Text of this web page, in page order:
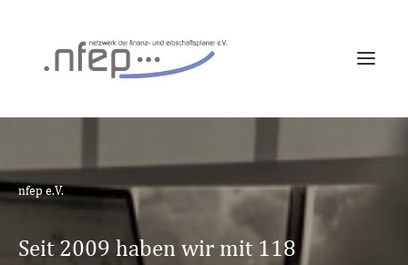
EXPERTENINTERVIEWS
ÜBER UNS
nfep e.V.
Seit 2009 haben wir mit 118